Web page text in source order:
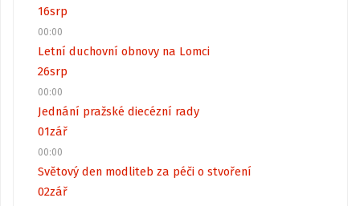
16srp
00:00
Letní duchovní obnovy na Lomci
26srp
00:00
Jednání pražské diecézní rady
01zář
00:00
Světový den modliteb za péči o stvoření
02zář